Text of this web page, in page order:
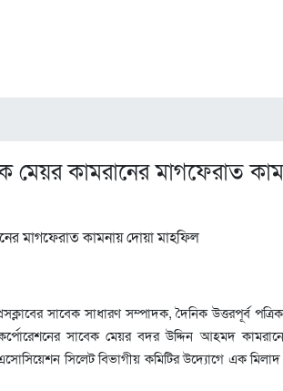
কামরানের মাগফেরাত
সাবেক সাধারণ সম্পাদক, দৈনিক উত্তরপূর্ব
সাবেক মেয়র বদর উদ্দিন আহমদ
সিলেট বিভাগীয় কমিটির উদ্যোগে এক